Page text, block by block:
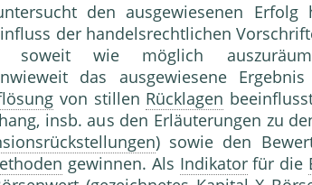
den ausgewiesenen Erfolg
der handelsrechtlichen
soweit wie möglich
das ausgewiesene
von stillen Rücklagen
insb. aus den Erläuterungen zu
) sowie den
gewinnen. Als Indikatorfür die